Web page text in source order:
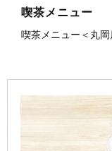
喫茶メニュー
喫茶メニュー＜丸岡